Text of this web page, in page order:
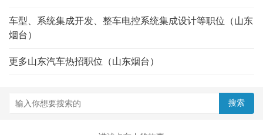
车型、系统集成开发、整车电控系统集成设计等职位（山东
烟台）
更多山东汽车热招职位（山东烟台）